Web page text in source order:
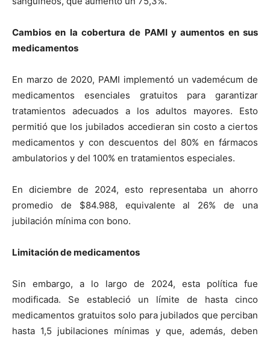
Cambios en la cobertura de PAMI y aumentos en sus
medicamentos
En marzo de 2020, PAMI implementó un vademécum de
medicamentos esenciales gratuitos para garantizar
tratamientos adecuados a los adultos mayores. Esto
permitió que los jubilados accedieran sin costo a ciertos
medicamentos y con descuentos del 80% en fármacos
ambulatorios y del 100% en tratamientos especiales.
En diciembre de 2024, esto representaba un ahorro
promedio de $84.988, equivalente al 26% de una
jubilación mínima con bono.
Limitación de medicamentos
Sin embargo, a lo largo de 2024, esta política fue
modificada. Se estableció un límite de hasta cinco
medicamentos gratuitos solo para jubilados que perciban
hasta 1,5 jubilaciones mínimas y que, además, deben